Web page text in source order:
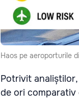
Haos pe aeroporturile
Potrivit
de ori comparativ